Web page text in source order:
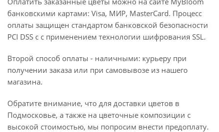
банковскими картами: Visa, МИР, MasterCard. Процесс
оплаты защищен стандартом банковской безопасности
PCI DSS с с применением технологии шифрования SSL.
Второй способ оплаты - наличными: курьеру при
получении заказа или при самовывозе из нашего
магазина.
Обратите внимание, что для доставки цветов в
Подмосковье, а также на цветочные композиции с
высокой стоимостью, мы попросим внести предоплату.